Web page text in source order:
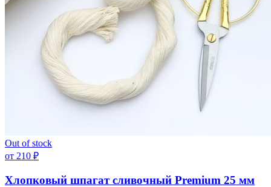
Out of stock
от 210 ₽
Хлопковый шпагат сливочный Premium 25 мм